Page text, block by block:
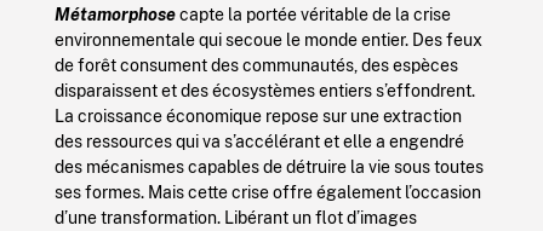
Métamorphosecapte la portée véritable de la crise
environnementale qui secoue le monde entier. Des feux
de forêt consument des communautés, des espèces
disparaissent et des écosystèmes entiers s’effondrent.
La croissance économique repose sur une extraction
des ressources qui va s’accélérant et elle a engendré
des mécanismes capables de détruire la vie sous toutes
ses formes. Mais cette crise offre également l’occasion
d’une transformation. Libérant un flot d’images